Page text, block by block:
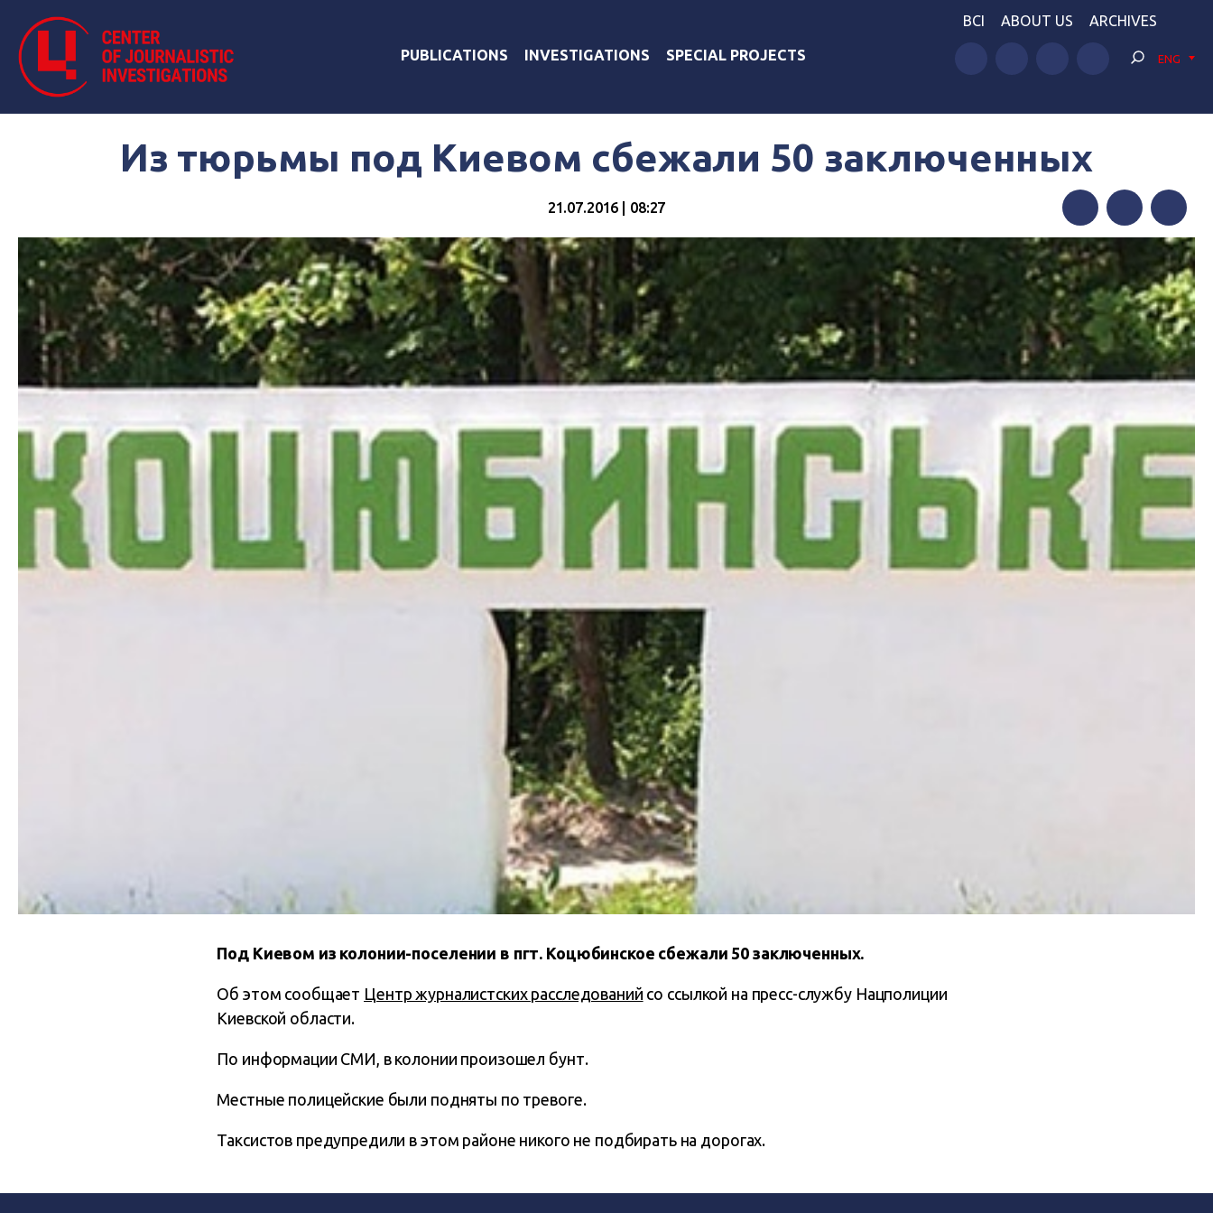
PUBLICATIONS INVESTIGATIONS SPECIAL PROJECTS
BCI ABOUT US ARCHIVES
ENG
Из тюрьмы под Киевом сбежали 50 заключенных
21.07.2016 | 08:27
Facebook Telegram
Под Киевом из колонии-поселении в пгт. Коцюбинское сбежали 50 заключенных.
Об этом сообщает Центр журналистских расследований со ссылкой на пресс-службу Нацполиции
Киевской области.
По информации СМИ, в колонии произошел бунт.
Местные полицейские были подняты по тревоге.
Таксистов предупредили в этом районе никого не подбирать на дорогах.